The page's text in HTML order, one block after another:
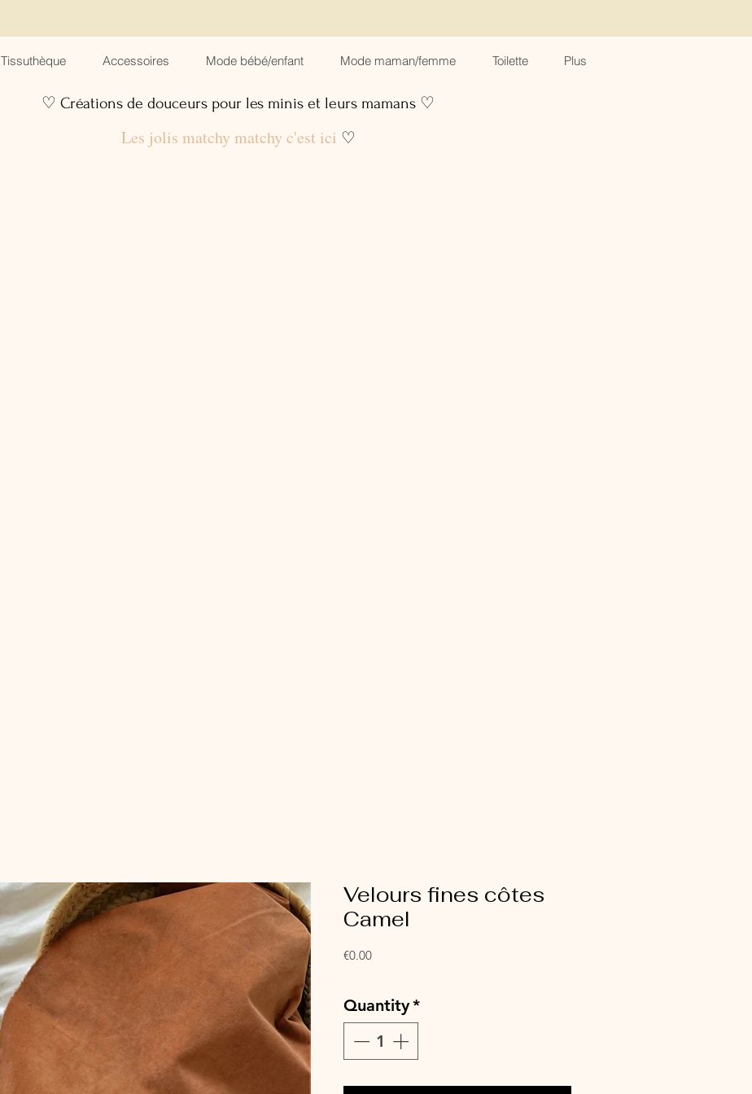
Tissuthèque Accessoires Mode bébé/enfant Mode maman/femme Toilette Plus
♡ Créations de douceurs pour les minis et leurs mamans ♡
Les jolis matchy matchy c'est ici ♡
Velours fines côtes
Camel
€0.00Price
Quantity*